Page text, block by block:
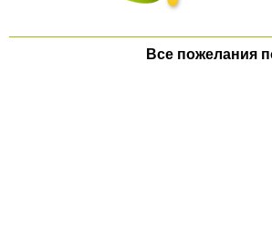
Все пожелания